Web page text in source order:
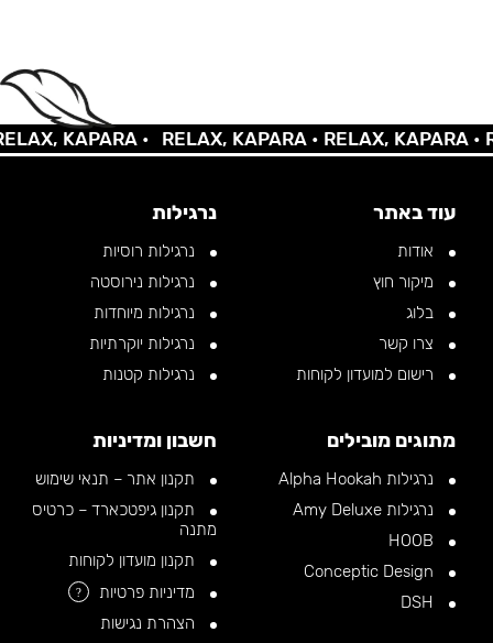
KAPARA • RELAX, KAPARA •RELAX, KAPARA •
עוד באתר
אודות
מיקור חוץ
בלוג
צרו קשר
רישום למועדון לקוחות
נרגילות
נרגילות רוסיות
נרגילות נירוסטה
נרגילות מיוחדות
נרגילות יוקרתיות
נרגילות קטנות
מתוגים מובילים
נרגילות Alpha Hookah
נרגילות Amy Deluxe
חשבון ומדיניות
תקנון אתר – תנאי שימוש
תקנון גיפטכארד – כרטיס
מתנה
תקנון מועדון לקוחות
מדיניות פרטיות
?
הצהרת נגישות